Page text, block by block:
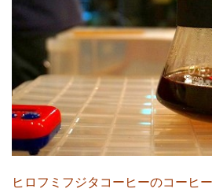
ヒロフミフジタコーヒーのコーヒ